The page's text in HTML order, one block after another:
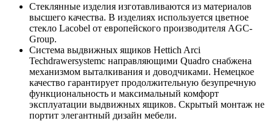
Стеклянные изделия изготавливаются из материалов
высшего качества. В изделиях используется цветное
стекло Lacobel от европейского производителя AGC-
Group.
Система выдвижных ящиков Hettich Arci
Techdrawersystemс направляющими Quadro снабжена
механизмом выталкивания и доводчиками. Немецкое
качество гарантирует продолжительную безупречную
функциональность и максимальный комфорт
эксплуатации выдвижных ящиков. Скрытый монтаж не
портит элегантный дизайн мебели.